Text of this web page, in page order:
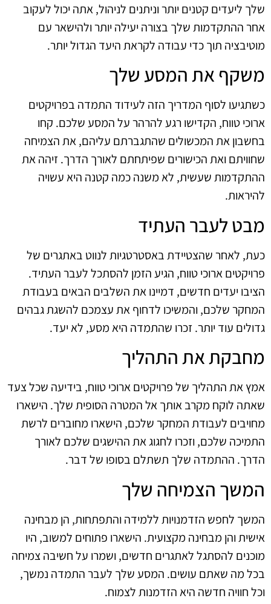
שלך ליעדים קטנים יותר וניתנים לניהול, אתה יכול לעקוב
אחר ההתקדמות שלך בצורה יעילה יותר ולהישאר עם
מוטיבציה תוך כדי עבודה לקראת היעד הגדול יותר.
משקף את המסע שלך
כשתגיעו לסוף המדריך הזה לעידוד התמדה בפרויקטים
ארוכי טווח, הקדישו רגע להרהר על המסע שלכם. קחו
בחשבון את המכשולים שהתגברתם עליהם, את הצמיחה
שחוויתם ואת הכישורים שפיתחתם לאורך הדרך. זיהה את
ההתקדמות שעשית, לא משנה כמה קטנה היא עשויה
להיראות.
מבט לעבר העתיד
כעת, לאחר שהצטיידת באסטרטגיות לנווט באתגרים של
פרויקטים ארוכי טווח, הגיע הזמן להסתכל לעבר העתיד.
הציבו יעדים חדשים, דמיינו את השלבים הבאים בעבודת
המחקר שלכם, והמשיכו לדחוף את עצמכם להשגת גבהים
גדולים עוד יותר. זכרו שהתמדה היא מסע, לא יעד.
מחבקת את התהליך
אמץ את התהליך של פרויקטים ארוכי טווח, בידיעה שכל צעד
שאתה לוקח מקרב אותך אל המטרה הסופית שלך. הישארו
מחויבים לעבודת המחקר שלכם, הישארו מחוברים לרשת
התמיכה שלכם, וזכרו לחגוג את ההישגים שלכם לאורך
הדרך. ההתמדה שלך תשתלם בסופו של דבר.
המשך הצמיחה שלך
המשך לחפש הזדמנויות ללמידה והתפתחות, הן מבחינה
אישית והן מבחינה מקצועית. הישארו פתוחים למשוב, היו
מוכנים להסתגל לאתגרים חדשים, ושמרו על חשיבה צמיחה
בכל מה שאתם עושים. המסע שלך לעבר התמדה נמשך,
וכל חוויה חדשה היא הזדמנות לצמוח.